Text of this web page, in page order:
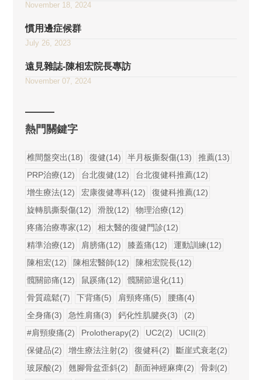
November 18, 2024
慣用邊症候群
July 26, 2023
遠見雜誌-陳相宏院長專訪
November 07, 2024
熱門關鍵字
椎間盤突出(18) 復健(14) 半月板撕裂傷(13)
推薦(13)
PRP治療(12)
台北復健(12)
台北復健科推薦(12)
增生療法(12)
宏康復健專科(12)
復健科推薦(12)
旋轉肌撕裂傷(12)
滑脫(12)
物理治療(12)
疼痛治療專家(12)
相太醫的復健門診(12)
精準治療(12)
肩膀痛(12) 膝蓋痛(12)
運動訓練(12)
陳相宏(12)
陳相宏醫師(12)
陳相宏院長(12)
髖關節痛(12)
鼠蹊痛(12)
髖關節退化(11)
骨質疏鬆(7)
下背痛(5) 肩頸疼痛(5)
腰痛(4)
全身痛(3)
急性肩痛(3) 鈣化性肌腱炎(3)
(2)
#肩頸痠痛(2)
Prolotherapy(2) UC2(2)
UCII(2)
保健品(2)
增生療法注射(2) 復健科(2)
斷崖式衰老(2)
玻尿酸(2)
翹腳骨盆歪斜(2) 顏面神經麻痺(2)
骨刺(2)